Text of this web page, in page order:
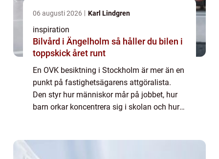
06 augusti 2026 Karl Lindgren
inspiration
Bilvård i Ängelholm så håller du bilen i
toppskick året runt
En OVK besiktning i Stockholm är mer än en
punkt på fastighetsägarens attgöralista.
Den styr hur människor mår på jobbet, hur
barn orkar koncentrera sig i skolan och hur